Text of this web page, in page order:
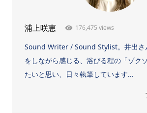
浦上咲恵 176,475 views
Sound Writer / Sound Stylist。井出さ
をしながら感じる、浴びる程の「ゾク
たいと思い、日々執筆しています...